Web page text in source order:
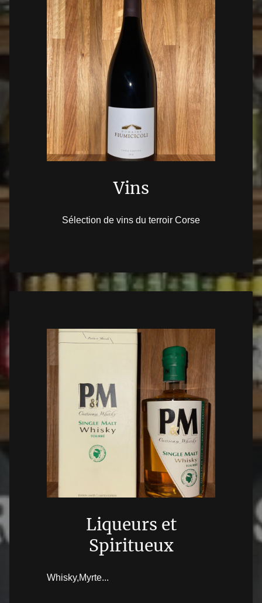
Vins
Sélection de vins du terroir Corse
Liqueurs et
Spiritueux
Whisky,Myrte...